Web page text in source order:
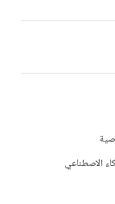
الاصطناعي